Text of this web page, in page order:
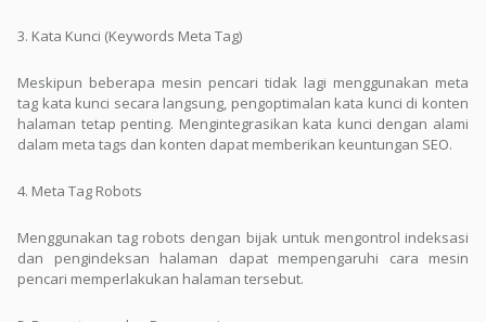
3. Kata Kunci (Keywords Meta Tag)
Meskipun beberapa mesin pencari tidak lagi menggunakan meta
tag kata kunci secara langsung, pengoptimalan kata kunci di konten
halaman tetap penting. Mengintegrasikan kata kunci dengan alami
dalam meta tags dan konten dapat memberikan keuntungan SEO.
4. Meta Tag Robots
Menggunakan tag robots dengan bijak untuk mengontrol indeksasi
dan pengindeksan halaman dapat mempengaruhi cara mesin
pencari memperlakukan halaman tersebut.